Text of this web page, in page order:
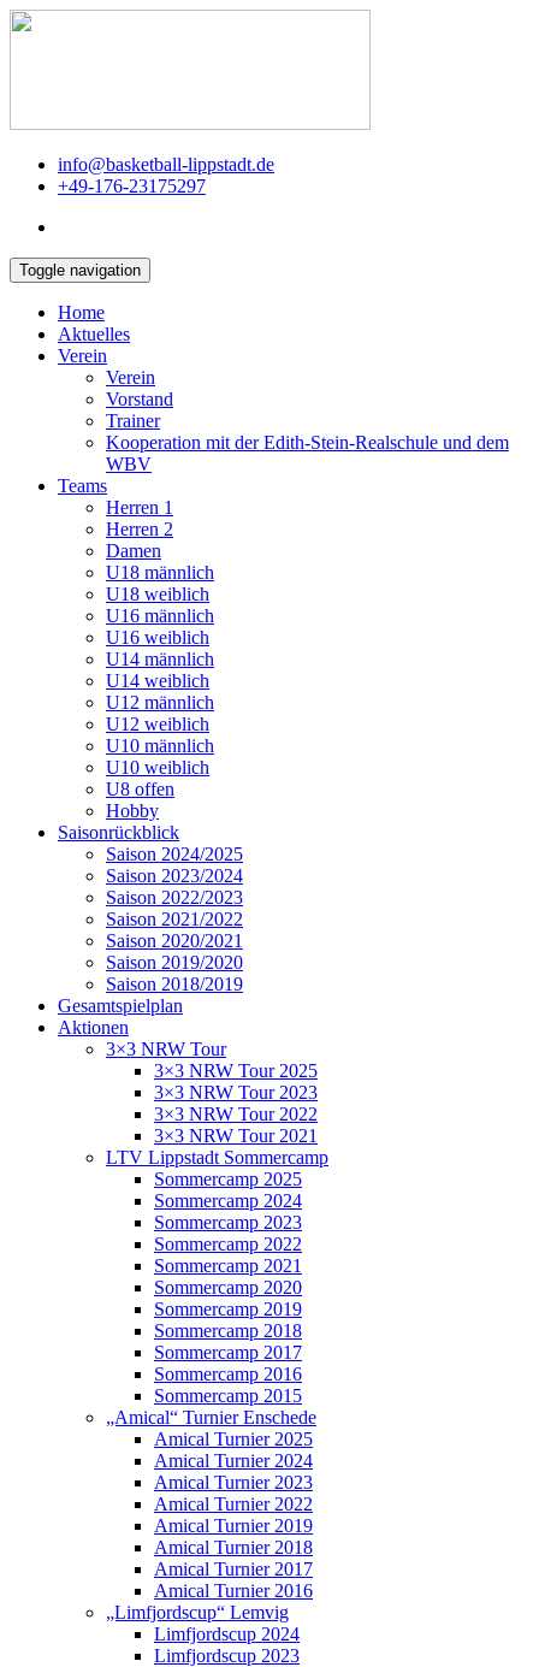
info@basketball-lippstadt.de
+49-176-23175297
Toggle navigation
Home
Aktuelles
Verein
Verein
Vorstand
Trainer
Kooperation mit der Edith-Stein-Realschule und dem
WBV
Teams
Herren 1
Herren 2
Damen
U18 männlich
U18 weiblich
U16 männlich
U16 weiblich
U14 männlich
U14 weiblich
U12 männlich
U12 weiblich
U10 männlich
U10 weiblich
U8 offen
Hobby
Saisonrückblick
Saison 2024/2025
Saison 2023/2024
Saison 2022/2023
Saison 2021/2022
Saison 2020/2021
Saison 2019/2020
Saison 2018/2019
Gesamtspielplan
Aktionen
3×3 NRW Tour
3×3 NRW Tour 2025
3×3 NRW Tour 2023
3×3 NRW Tour 2022
3×3 NRW Tour 2021
LTV Lippstadt Sommercamp
Sommercamp 2025
Sommercamp 2024
Sommercamp 2023
Sommercamp 2022
Sommercamp 2021
Sommercamp 2020
Sommercamp 2019
Sommercamp 2018
Sommercamp 2017
Sommercamp 2016
Sommercamp 2015
„Amical“ Turnier Enschede
Amical Turnier 2025
Amical Turnier 2024
Amical Turnier 2023
Amical Turnier 2022
Amical Turnier 2019
Amical Turnier 2018
Amical Turnier 2017
Amical Turnier 2016
„Limfjordscup“ Lemvig
Limfjordscup 2024
Limfjordscup 2023